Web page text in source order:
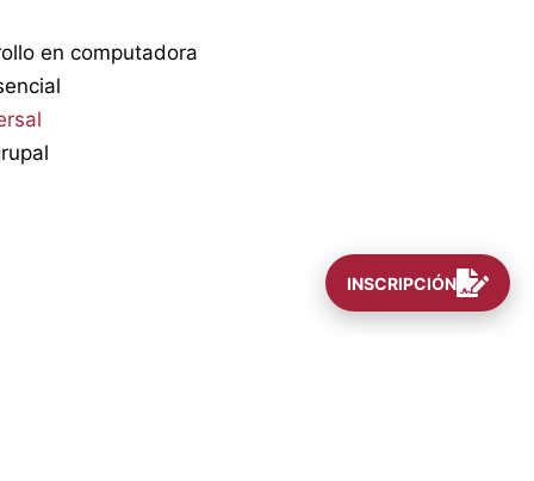
en computadora
INSCRIPCIÓN